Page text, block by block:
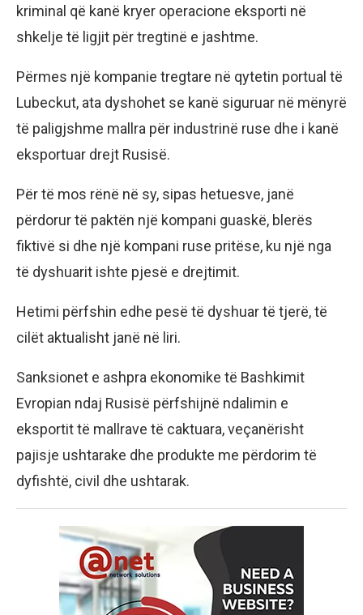
kriminal që kanë kryer operacione eksporti në
shkelje të ligjit për tregtinë e jashtme.
Përmes një kompanie tregtare në qytetin portual të
Lubeckut, ata dyshohet se kanë siguruar në mënyrë
të paligjshme mallra për industrinë ruse dhe i kanë
eksportuar drejt Rusisë.
Për të mos rënë në sy, sipas hetuesve, janë
përdorur të paktën një kompani guaskë, blerës
fiktivë si dhe një kompani ruse pritëse, ku një nga
të dyshuarit ishte pjesë e drejtimit.
Hetimi përfshin edhe pesë të dyshuar të tjerë, të
cilët aktualisht janë në liri.
Sanksionet e ashpra ekonomike të Bashkimit
Evropian ndaj Rusisë përfshijnë ndalimin e
eksportit të mallrave të caktuara, veçanërisht
pajisje ushtarake dhe produkte me përdorim të
dyfishtë, civil dhe ushtarak.